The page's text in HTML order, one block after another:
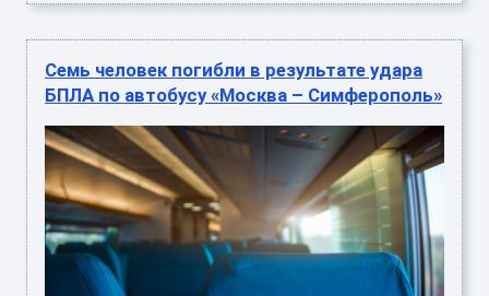
Семь человек погибли в результате удара
БПЛА по автобусу «Москва – Симферополь»